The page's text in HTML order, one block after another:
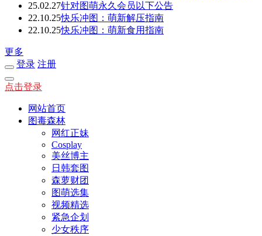
25.02.27针对图萌永久会员以下公告
22.10.25快乐冲图：萌新解压指南
22.10.25快乐冲图：萌新食用指南
更多
登录 注册
点击登录
网站首页
图毒森林
网红正妹
Cosplay
美丝博主
日韩套图
森萝财团
图萌选集
视频精选
紧急企划
少女秩序